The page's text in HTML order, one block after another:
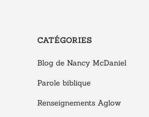
CATÉGORIES
Blog de Nancy McDaniel
Parole biblique
Renseignements Aglow